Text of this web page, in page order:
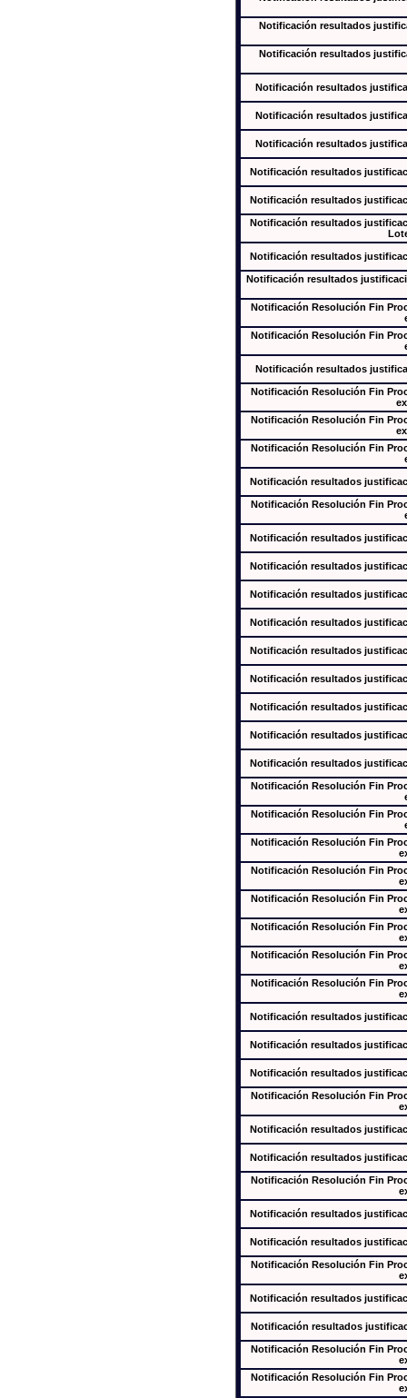
Notificación resultados
Notificación resultados
Notificación resultados
Notificación resultados
Notificación resultados
Notificación resultados
Notificación resultados
Notificación resultados
Notificación resultados
Notificación resultados
Notificación Resolución Fin
Notificación Resolución Fin
Notificación resultados
Notificación Resolución Fin
Notificación Resolución Fin
Notificación Resolución Fin
Notificación resultados
Notificación Resolución Fin
Notificación resultados
Notificación resultados
Notificación resultados
Notificación resultados
Notificación resultados
Notificación resultados
Notificación resultados
Notificación resultados
Notificación resultados
Notificación Resolución Fin
Notificación Resolución Fin
Notificación Resolución Fin
Notificación Resolución Fin
Notificación Resolución Fin
Notificación Resolución Fin
Notificación Resolución Fin
Notificación Resolución Fin
Notificación resultados
Notificación resultados
Notificación resultados
Notificación Resolución Fin
Notificación resultados
Notificación resultados
Notificación Resolución Fin
Notificación resultados
Notificación resultados
Notificación Resolución Fin
Notificación resultados
Notificación resultados
Notificación Resolución Fin
Notificación Resolución Fin